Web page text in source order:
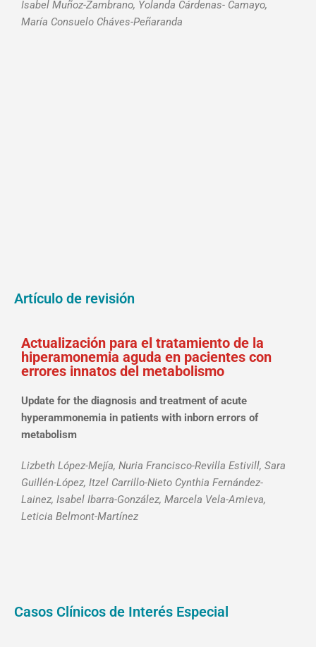
Isabel Muñoz-Zambrano, Yolanda Cárdenas- Camayo,
María Consuelo Cháves-Peñaranda
Artículo de revisión
Actualización para el tratamiento de la
hiperamonemia aguda en pacientes con
errores innatos del metabolismo
Update for the diagnosis and treatment of acute
hyperammonemia in patients with inborn errors of
metabolism
Lizbeth López-Mejía, Nuria Francisco-Revilla Estivill, Sara
Guillén-López, Itzel Carrillo-Nieto Cynthia Fernández-
Lainez, Isabel Ibarra-González, Marcela Vela-Amieva,
Leticia Belmont-Martínez
Casos Clínicos de Interés Especial